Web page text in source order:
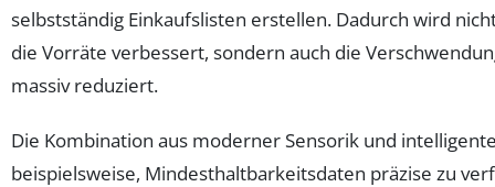
selbstständig Einkaufslisten erstellen. Dadurch wird
die Vorräte verbessert, sondern auch die
massiv reduziert.
Die Kombination aus moderner Sensorik und
beispielsweise, Mindesthaltbarkeitsdaten präzise zu